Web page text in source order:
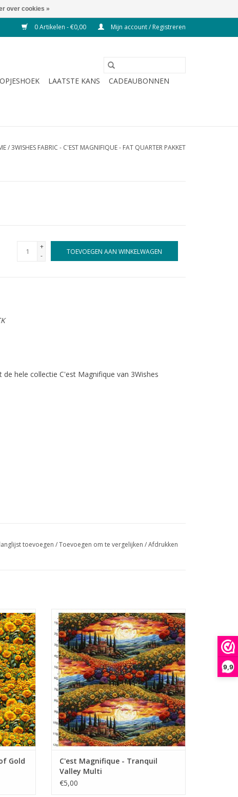
9,9
0 Artikelen - €0,00 Mijn account / Registreren
LAATSTE KANS
CADEAUBONNEN
/3WISHES FABRIC - C'EST MAGNIFIQUE - FAT QUARTER PAKKET
+
-
TOEVOEGEN AAN WINKELWAGEN
hele collectie C'est Magnifique van 3Wishes
toevoegen /Toevoegen om te vergelijken /Afdrukken
Gold
landschap met huizen, bloemen, zon en
heuvels
TOEVOEGEN AAN WINKELWAGEN
C'est Magnifique - Tranquil
Valley Multi
€5,00
over cookies »